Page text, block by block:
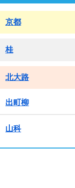
京都
桂
北大路
出町柳
山科